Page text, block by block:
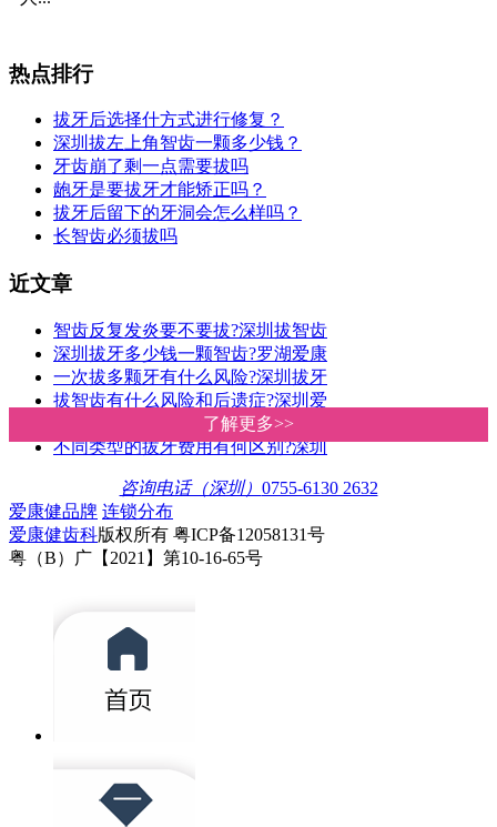
了解更多>>
了解更多>>
热点排行
拔牙后选择什方式进行修复？
深圳拔左上角智齿一颗多少钱？
牙齿崩了剩一点需要拔吗
龅牙是要拔牙才能矫正吗？
拔牙后留下的牙洞会怎么样吗？
长智齿必须拔吗
近文章
智齿反复发炎要不要拔?深圳拔智齿
深圳拔牙多少钱一颗智齿?罗湖爱康
一次拔多颗牙有什么风险?深圳拔牙
拔智齿有什么风险和后遗症?深圳爱
深圳罗湖牙科诊所拔牙收费贵唔贵
不同类型的拔牙费用有何区别?深圳
咨询电话（深圳） 0755-6130 2632
爱康健品牌 连锁分布
爱康健齿科版权所有 粤ICP备12058131号
粤（B）广【2021】第10-16-65号